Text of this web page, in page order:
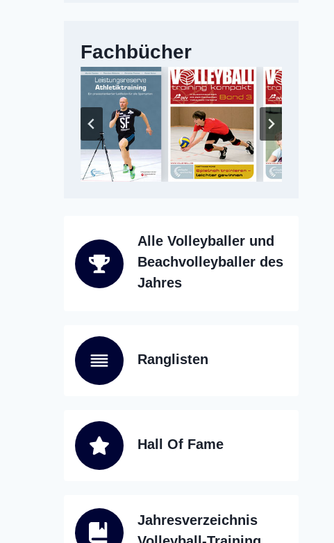
Fachbücher
Alle Volleyballer und
Beachvolleyballer des
Jahres
Ranglisten
Hall Of Fame
Jahresverzeichnis